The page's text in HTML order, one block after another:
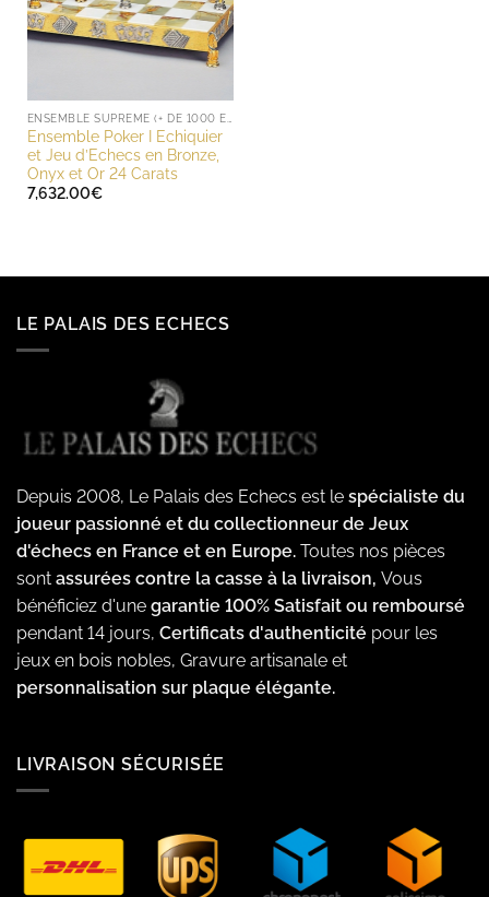
Ensemble Poker I Echiquier
et Jeu d’Echecs en Bronze,
Onyx et Or 24 Carats
7,632.00€
LE PALAIS DES ECHECS
Depuis 2008, Le Palais des Echecs est le spécialiste du
joueur passionné et du collectionneur de Jeux
d'échecs en France et en Europe. Toutes nos pièces
sont assurées contre la casse à la livraison, Vous
bénéficiez d'une garantie 100% Satisfait ou remboursé
pendant 14 jours, Certificats d'authenticité pour les
jeux en bois nobles, Gravure artisanale et
personnalisation sur plaque élégante.
LIVRAISON SÉCURISÉE